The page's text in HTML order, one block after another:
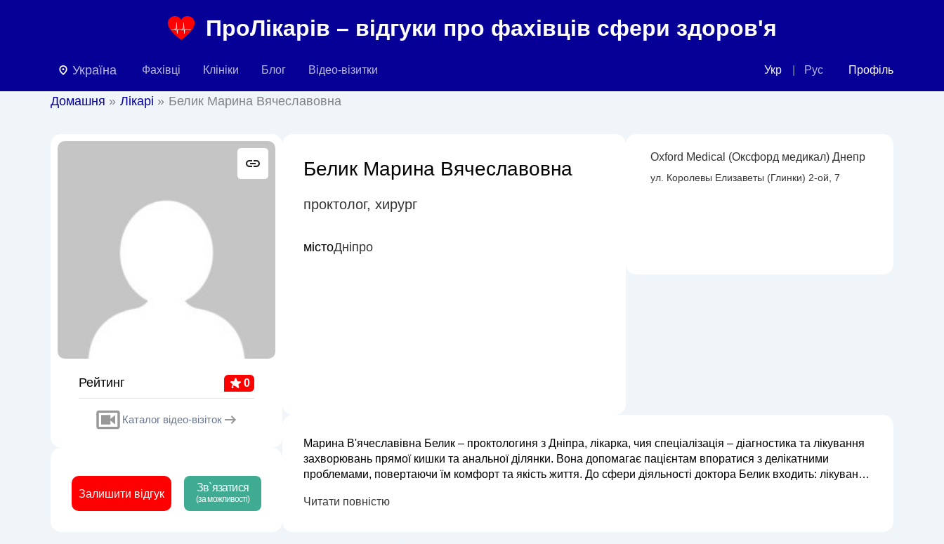
ПроЛікарів – відгуки про фахівців сфери здоров'я
Україна Фахівці Клініки Блог Відео-візитки Укр Рус Профіль
Домашня Лікарі Белик Марина Вячеславовна
Рейтинг 0
Каталог відео-візіток
Залишити відгук
Зв`язатися
(за можливості)
Белик Марина Вячеславовна
проктолог, хирург
містоДніпро
Oxford Medical (Оксфорд медикал) Днепр
ул. Королевы Елизаветы (Глинки) 2-ой, 7
Марина В'ячеславівна Белик – проктологиня з Дніпра, лікарка, чия спеціалізація – діагностика та лікування
захворювань прямої кишки та анальної ділянки. Вона допомагає пацієнтам впоратися з делікатними
проблемами, повертаючи їм комфорт та якість життя. До сфери діяльності доктора Белик входить: лікування
Читати повністю